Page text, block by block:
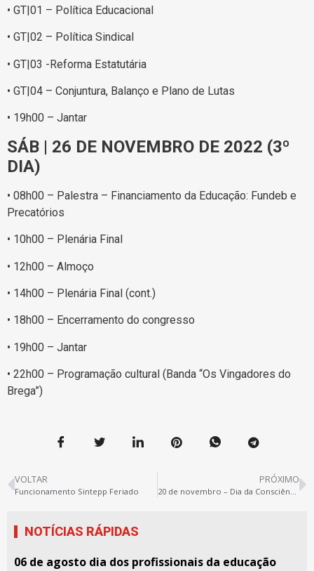
• GT|01 – Política Educacional
• GT|02 – Política Sindical
• GT|03 -Reforma Estatutária
• GT|04 – Conjuntura, Balanço e Plano de Lutas
• 19h00 – Jantar
SÁB | 26 DE NOVEMBRO DE 2022 (3º
DIA)
• 08h00 – Palestra – Financiamento da Educação: Fundeb e
Precatórios
• 10h00 – Plenária Final
• 12h00 – Almoço
• 14h00 – Plenária Final (cont.)
• 18h00 – Encerramento do congresso
• 19h00 – Jantar
• 22h00 – Programação cultural (Banda “Os Vingadores do
Brega”)
VOLTAR
Funcionamento Sintepp Feriado
PRÓXIMO
20 de novembro – Dia da Consciência Negra
NOTÍCIAS RÁPIDAS
06 de agosto dia dos profissionais da educação